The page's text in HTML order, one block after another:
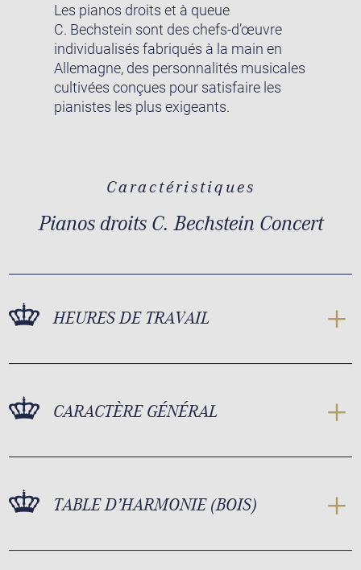
Les pianos droits et à queue
C. Bechstein sont des chefs-d’œuvre
individualisés fabriqués à la main en
Allemagne, des personnalités musicales
cultivées conçues pour satisfaire les
pianistes les plus exigeants.
Caractéristiques
Pianos droits C. Bechstein Concert
HEURES DE TRAVAIL
CARACTÈRE GÉNÉRAL
TABLE D’HARMONIE (BOIS)